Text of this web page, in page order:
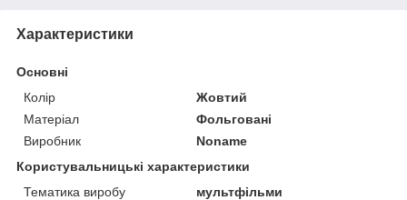
Характеристики
Основні
Колір
Жовтий
Матеріал
Фольговані
Виробник
Noname
Користувальницькі характеристики
Тематика виробу
мультфільми